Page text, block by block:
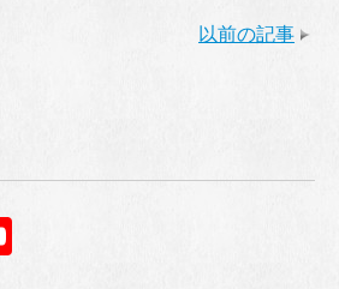
以前の記事